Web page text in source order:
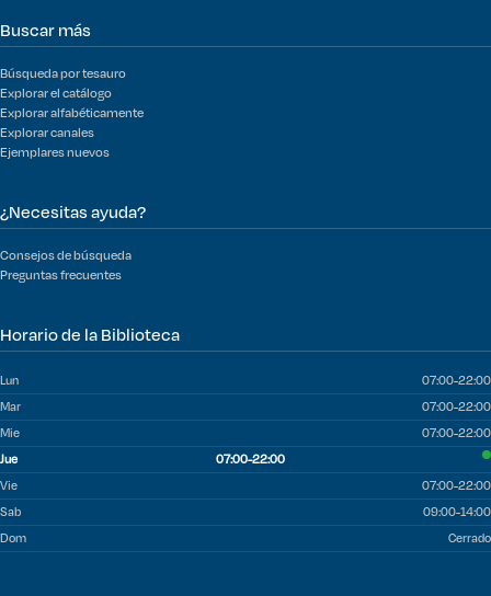
Buscar más
Búsqueda por tesauro
Explorar el catálogo
Explorar alfabéticamente
Explorar canales
Ejemplares nuevos
¿Necesitas ayuda?
Consejos de búsqueda
Preguntas frecuentes
Horario de la Biblioteca
Lun
07:00-22:00
Mar
07:00-22:00
Mie
07:00-22:00
Jue
07:00-22:00
Vie
07:00-22:00
Sab
09:00-14:00
Dom
Cerrado